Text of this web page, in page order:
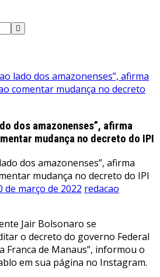
lado dos amazonenses”, afirma
comentar mudança no decreto
dos amazonenses”, afirma
mudança no decreto do IPI
de março de 2022 redacao
Jair Bolsonaro se
o decreto do governo Federal
Franca de Manaus”, informou o
em sua página no Instagram.